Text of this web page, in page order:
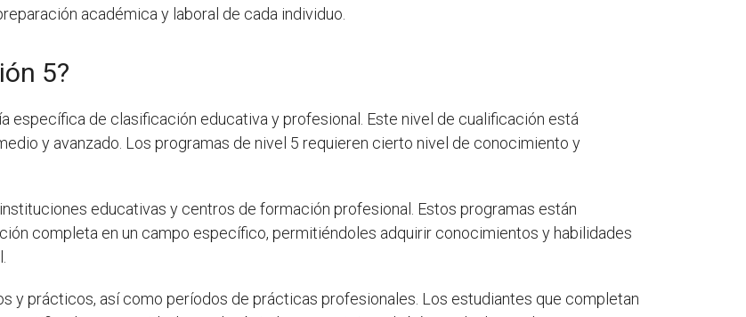
académica y laboral de cada individuo.
5?
específica de clasificación educativa y profesional. Este nivel de cualificación está
y avanzado. Los programas de nivel 5 requieren cierto nivel de conocimiento y
educativas y centros de formación profesional. Estos programas están
completa en un campo específico, permitiéndoles adquirir conocimientos y habilidades
y prácticos, así como períodos de prácticas profesionales. Los estudiantes que completan